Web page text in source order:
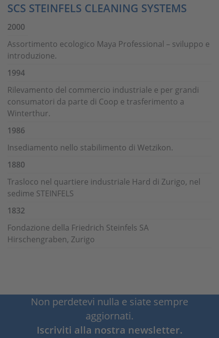
SCS STEINFELS CLEANING SYSTEMS
2000
Assortimento ecologico Maya Professional – sviluppo e
introduzione.
1994
Rilevamento del commercio industriale e per grandi
consumatori da parte di Coop e trasferimento a
Winterthur.
1986
Insediamento nello stabilimento di Wetzikon.
1880
Trasloco nel quartiere industriale Hard di Zurigo, nel
sedime STEINFELS
1832
Fondazione della Friedrich Steinfels SA
Hirschengraben, Zurigo
Non perdetevi nulla e siate sempre
aggiornati.
Iscriviti alla nostra newsletter.